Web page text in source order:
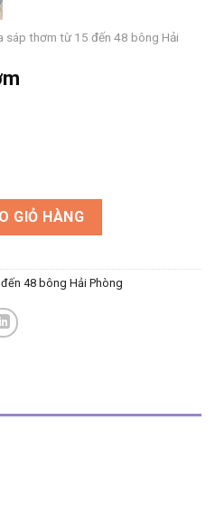
sáp thơm từ 15 đến 48 bông Hải
GIỎ HÀNG
48 bông Hải Phòng